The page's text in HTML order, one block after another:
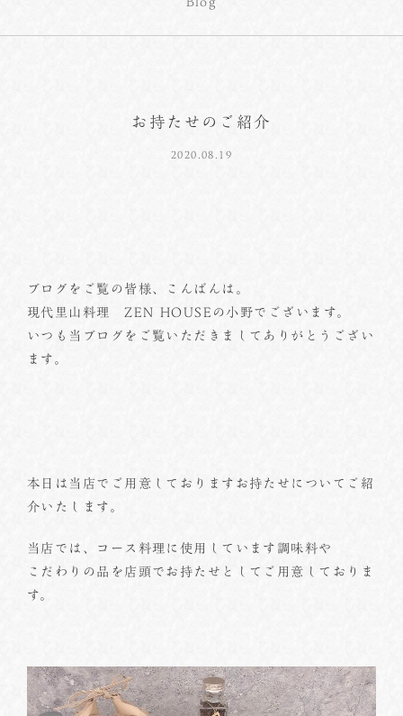
お持たせのご紹介
2020.08.19
ブログをご覧の皆様、こんばんは。
現代里山料理 ZEN HOUSEの小野でございます。
いつも当ブログをご覧いただきましてありがとうござい
ます。
本日は当店でご用意しておりますお持たせについてご紹
介いたします。
当店では、コース料理に使用しています調味料や
こだわりの品を店頭でお持たせとしてご用意しておりま
す。